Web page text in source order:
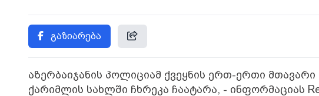
გაზიარება
აზერბაიჯანის პოლიციამ ქვეყნის ერთ-ერთი
ქარიმლის სახლში ჩხრეკა ჩაატარა, - ინფორმაციას